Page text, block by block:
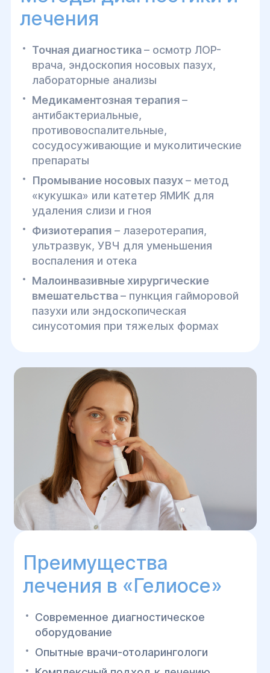
лечения
Точная диагностика– осмотр ЛОР-
врача, эндоскопия носовых пазух,
лабораторные анализы
Медикаментозная терапия–
антибактериальные,
противовоспалительные,
сосудосуживающие и муколитические
препараты
Промывание носовых пазух– метод
«кукушка» или катетер ЯМИК для
удаления слизи и гноя
Физиотерапия– лазеротерапия,
ультразвук, УВЧ для уменьшения
воспаления и отека
Малоинвазивные хирургические
вмешательства– пункция гайморовой
пазухи или эндоскопическая
синусотомия при тяжелых формах
Преимущества
лечения в «Гелиосе»
Современное диагностическое
оборудование
Опытные врачи-отоларингологи